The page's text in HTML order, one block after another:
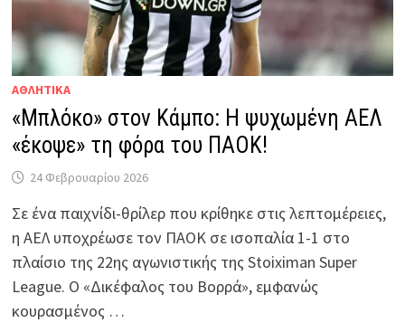
ΑΘΛΗΤΙΚΑ
«Μπλόκο» στον Κάμπο: Η ψυχωμένη ΑΕΛ
«έκοψε» τη φόρα του ΠΑΟΚ!
24 Φεβρουαρίου 2026
Σε ένα παιχνίδι-θρίλερ που κρίθηκε στις λεπτομέρειες,
η ΑΕΛ υποχρέωσε τον ΠΑΟΚ σε ισοπαλία 1-1 στο
πλαίσιο της 22ης αγωνιστικής της Stoiximan Super
League. Ο «Δικέφαλος του Βορρά», εμφανώς
κουρασμένος …